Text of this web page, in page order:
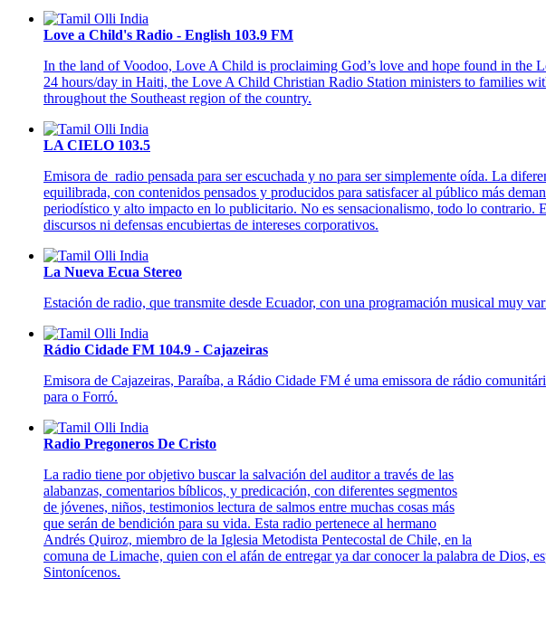
Love a Child's Radio - English 103.9 FM
In the land of Voodoo, Love A Child is proclaiming God’s love and hope found in the
24 hours/day in Haiti, the Love A Child Christian Radio Station ministers to families
throughout the Southeast region of the country.
LA CIELO 103.5
Emisora de radio pensada para ser escuchada y no para ser simplemente oída. La
equilibrada, con contenidos pensados y producidos para satisfacer al público más
periodístico y alto impacto en lo publicitario. No es sensacionalismo, todo lo contrario.
discursos ni defensas encubiertas de intereses corporativos.
La Nueva Ecua Stereo
Estación de radio, que transmite desde Ecuador, con una programación musical muy
Rádio Cidade FM 104.9 - Cajazeiras
Emisora de Cajazeiras, Paraíba, a Rádio Cidade FM é uma emissora de rádio
para o Forró.
Radio Pregoneros De Cristo
La radio tiene por objetivo buscar la salvación del auditor a través de las
alabanzas, comentarios bíblicos, y predicación, con diferentes segmentos
de jóvenes, niños, testimonios lectura de salmos entre muchas cosas más
que serán de bendición para su vida. Esta radio pertenece al hermano
Andrés Quiroz, miembro de la Iglesia Metodista Pentecostal de Chile, en la
comuna de Limache, quien con el afán de entregar ya dar conocer la palabra de Dios,
Sintonícenos.